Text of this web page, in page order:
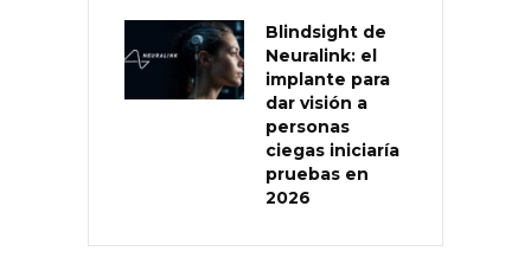
Blindsight de
Neuralink: el
implante para
dar visión a
personas
ciegas iniciaría
pruebas en
2026